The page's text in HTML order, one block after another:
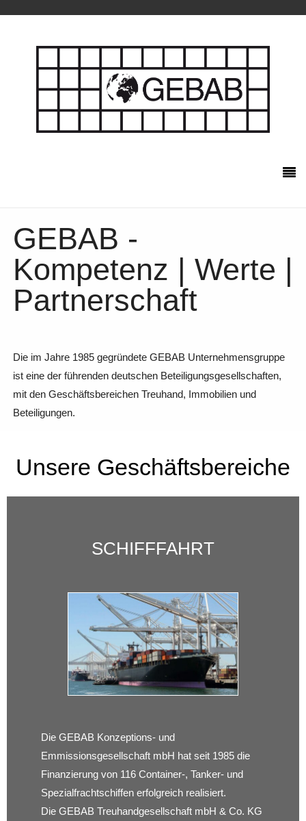
GEBAB -
Kompetenz | Werte |
Partnerschaft
Die im Jahre 1985 gegründete GEBAB Unternehmensgruppe
ist eine der führenden deutschen Beteiligungsgesellschaften,
mit den Geschäftsbereichen Treuhand, Immobilien und
Beteiligungen.
Unsere Geschäftsbereiche
SCHIFFFAHRT
Die GEBAB Konzeptions- und
Emmissionsgesellschaft mbH hat seit 1985 die
Finanzierung von 116 Container-, Tanker- und
Spezialfrachtschiffen erfolgreich realisiert.
Die GEBAB Treuhandgesellschaft mbH & Co. KG